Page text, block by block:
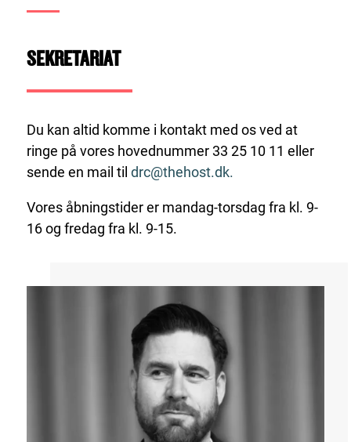
SEKRETARIAT
Du kan altid komme i kontakt med os ved at
ringe på vores hovednummer 33 25 10 11 eller
sende en mail til drc@thehost.dk.
Vores åbningstider er mandag-torsdag fra kl. 9-
16 og fredag fra kl. 9-15.